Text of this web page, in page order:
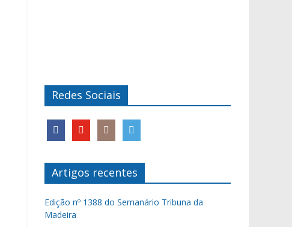
Redes Sociais
Artigos recentes
Edição nº 1388 do Semanário Tribuna da
Madeira